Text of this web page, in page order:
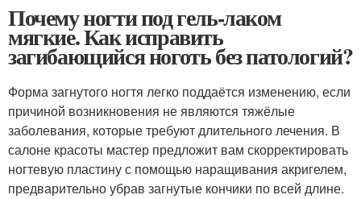
Почему ногти под гель-лаком
мягкие. Как исправить
загибающийся ноготь без патологий?
Форма загнутого ногтя легко поддаётся изменению, если
причиной возникновения не являются тяжёлые
заболевания, которые требуют длительного лечения. В
салоне красоты мастер предложит вам скорректировать
ногтевую пластину с помощью наращивания акригелем,
предварительно убрав загнутые кончики по всей длине.